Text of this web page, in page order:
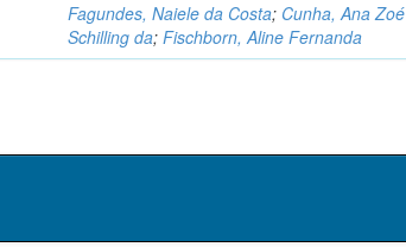
Fagundes, Naiele da Costa; Cunha, Ana Zoé
Schilling da;Fischborn, Aline Fernanda